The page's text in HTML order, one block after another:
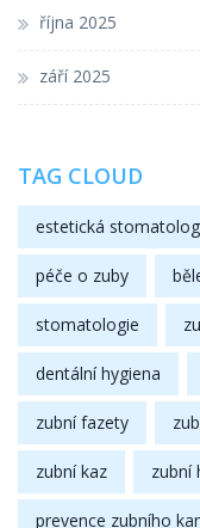
října 2025
září 2025
TAG CLOUD
estetická
péče o zuby
stomatologie
dentální hygiena
zubní fazety
zubní kaz zubní
prevence zubního